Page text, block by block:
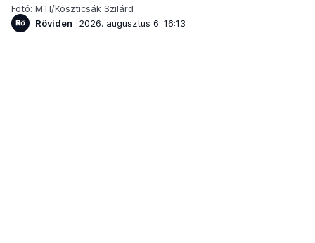
Fotó: MTI/Koszticsák Szilárd
Röviden
2026. augusztus 6. 16:13